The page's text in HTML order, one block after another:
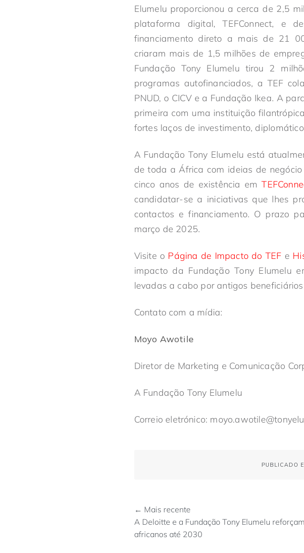
Elumelu proporcionou a cerca de 2,5
plataforma digital, TEFConnect, e
financiamento direto a mais de 21
criaram mais de 1,5 milhões de
Fundação Tony Elumelu tirou 2
programas autofinanciados, a TEF
PNUD, o CICV e a Fundação Ikea. A
primeira com uma instituição
fortes laços de investimento,
A Fundação Tony Elumelu está
de toda a África com ideias de
cinco anos de existência em
candidatar-se a iniciativas que lhes
contactos e financiamento. O prazo
março de 2025.
Visite o Página de Impacto do TEF e
impacto da Fundação Tony Elumelu
levadas a cabo por antigos
Contato com a mídia:
Moyo Awotile
Diretor de Marketing e Comunicação
A Fundação Tony Elumelu
Correio eletrónico:
PUBLICADO
← Mais recente
A Deloitte e a Fundação Tony Elumelu
africanos até 2030